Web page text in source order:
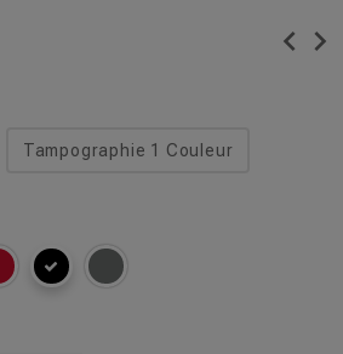
chevron_left chevron_right
Tampographie 1 Couleur